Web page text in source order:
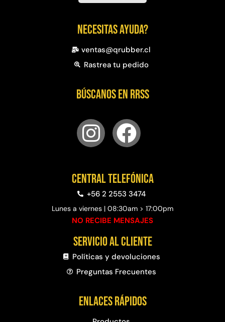
Necesitas ayuda?
ventas@qrubber.cl
Rastrea tu pedido
Búscanos en RRSS
Central telefónica
+56 2 2553 3474
Lunes a viernes | 08:30am > 17:00pm
NO RECIBE MENSAJES
Servicio al cliente
Políticas y devoluciones
Preguntas Frecuentes​
Enlaces rápidos